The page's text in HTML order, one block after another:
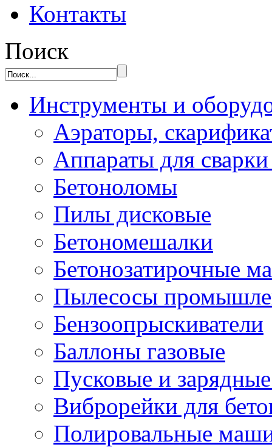
Контакты
Поиск
Инструменты и
Аэраторы,
Аппараты для
Бетоноломы
Пилы дисковые
Бетономешалки
Бетонозатирочные
Пылесосы
Бензоопрыскиватели
Баллоны газовые
Пусковые и
Виброрейки для
Полировальные